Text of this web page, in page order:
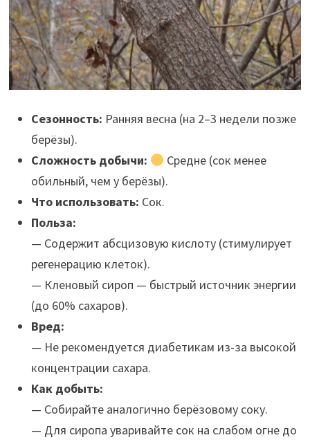
Сезонность: Ранняя весна (на 2–3 недели позже
берёзы).
Сложность добычи:
Средне (сок менее
обильный, чем у берёзы).
Что использовать: Сок.
Польза:
— Содержит абсцизовую кислоту (стимулирует
регенерацию клеток).
— Кленовый сироп — быстрый источник энергии
(до 60% сахаров).
Вред:
— Не рекомендуется диабетикам из-за высокой
концентрации сахара.
Как добыть:
— Собирайте аналогично берёзовому соку.
— Для сиропа уваривайте сок на слабом огне до